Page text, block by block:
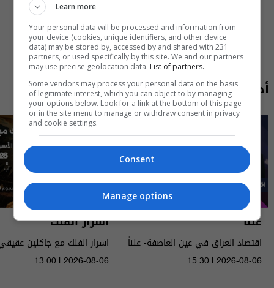
أحدث الحلقات
علناً
اقتصاد العراق في عين العاصفة- علناً
م٥ - الحلقة ٨ | الموسم ٥
15:30 | 2026-08-06
أسرار الفلك
الى ١٤ آب ٢٠٢٦ | 2026
13:00 | 2026-08-06
Learn more
Your personal data will be processed and information from
your device (cookies, unique identifiers, and other device
data) may be stored by, accessed by and shared with 231
partners, or used specifically by this site. We and our partners
may use precise geolocation data. List of partners.
Some vendors may process your personal data on the basis
of legitimate interest, which you can object to by managing
your options below. Look for a link at the bottom of this page
or in the site menu to manage or withdraw consent in privacy
and cookie settings.
Consent
Manage options